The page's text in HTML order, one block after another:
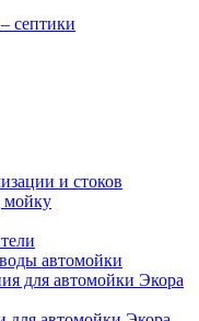
септики
и стоков
мойку
автомойки
для автомойки Экора